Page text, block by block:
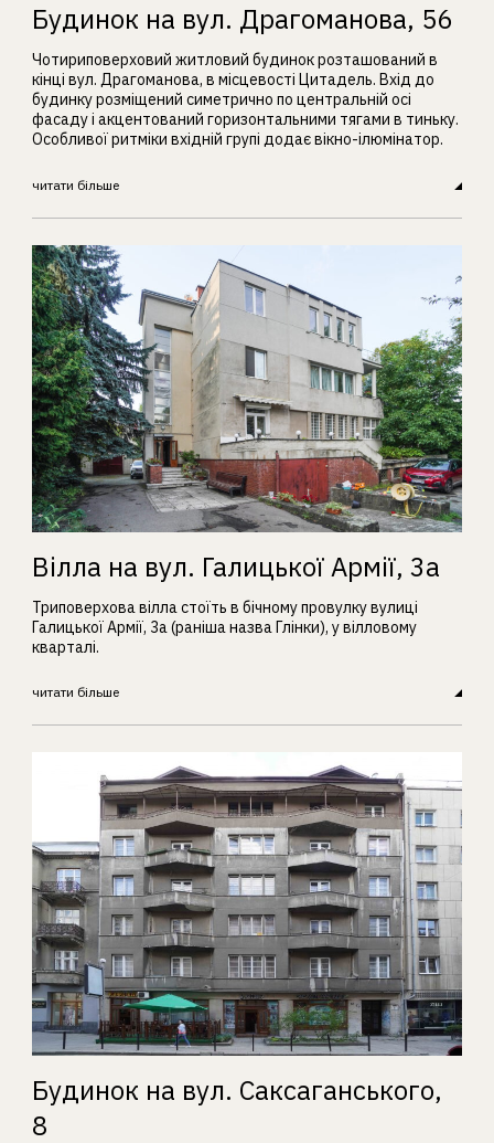
Будинок на вул. Драгоманова, 56
Чотириповерховий житловий будинок розташований в
кінці вул. Драгоманова, в місцевості Цитадель. Вхід до
будинку розміщений симетрично по центральній осі
фасаду і акцентований горизонтальними тягами в тиньку.
Особливої ритміки вхідній групі додає вікно-ілюмінатор.
читати більше
Вілла на вул. Галицької Армії, 3а
Триповерхова вілла стоїть в бічному провулку вулиці
Галицької Армії, 3а (раніша назва Глінки), у вілловому
кварталі.
читати більше
Будинок на вул. Саксаганського,
8